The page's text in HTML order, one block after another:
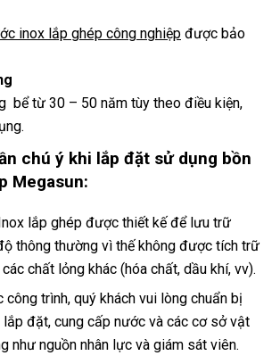
inox lắp ghép công nghiệp được bảo
bể từ 30 – 50 năm tùy theo điều kiện,
chú ý khi lắp đặt sử dụng bồn
Megasun:
lắp ghép được thiết kế để lưu trữ
thông thường vì thế không được tích trữ
chất lỏng khác (hóa chất, dầu khí, vv).
trình, quý khách vui lòng chuẩn bị
lắp đặt, cung cấp nước và các cơ sở vật
như nguồn nhân lực và giám sát viên.